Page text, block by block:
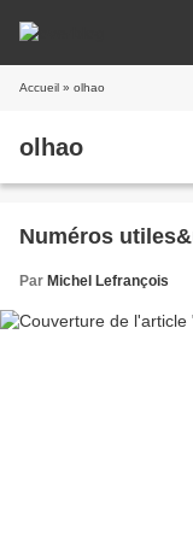
Accueil » olhao
olhao
Numéros
Par Michel Lefrançois